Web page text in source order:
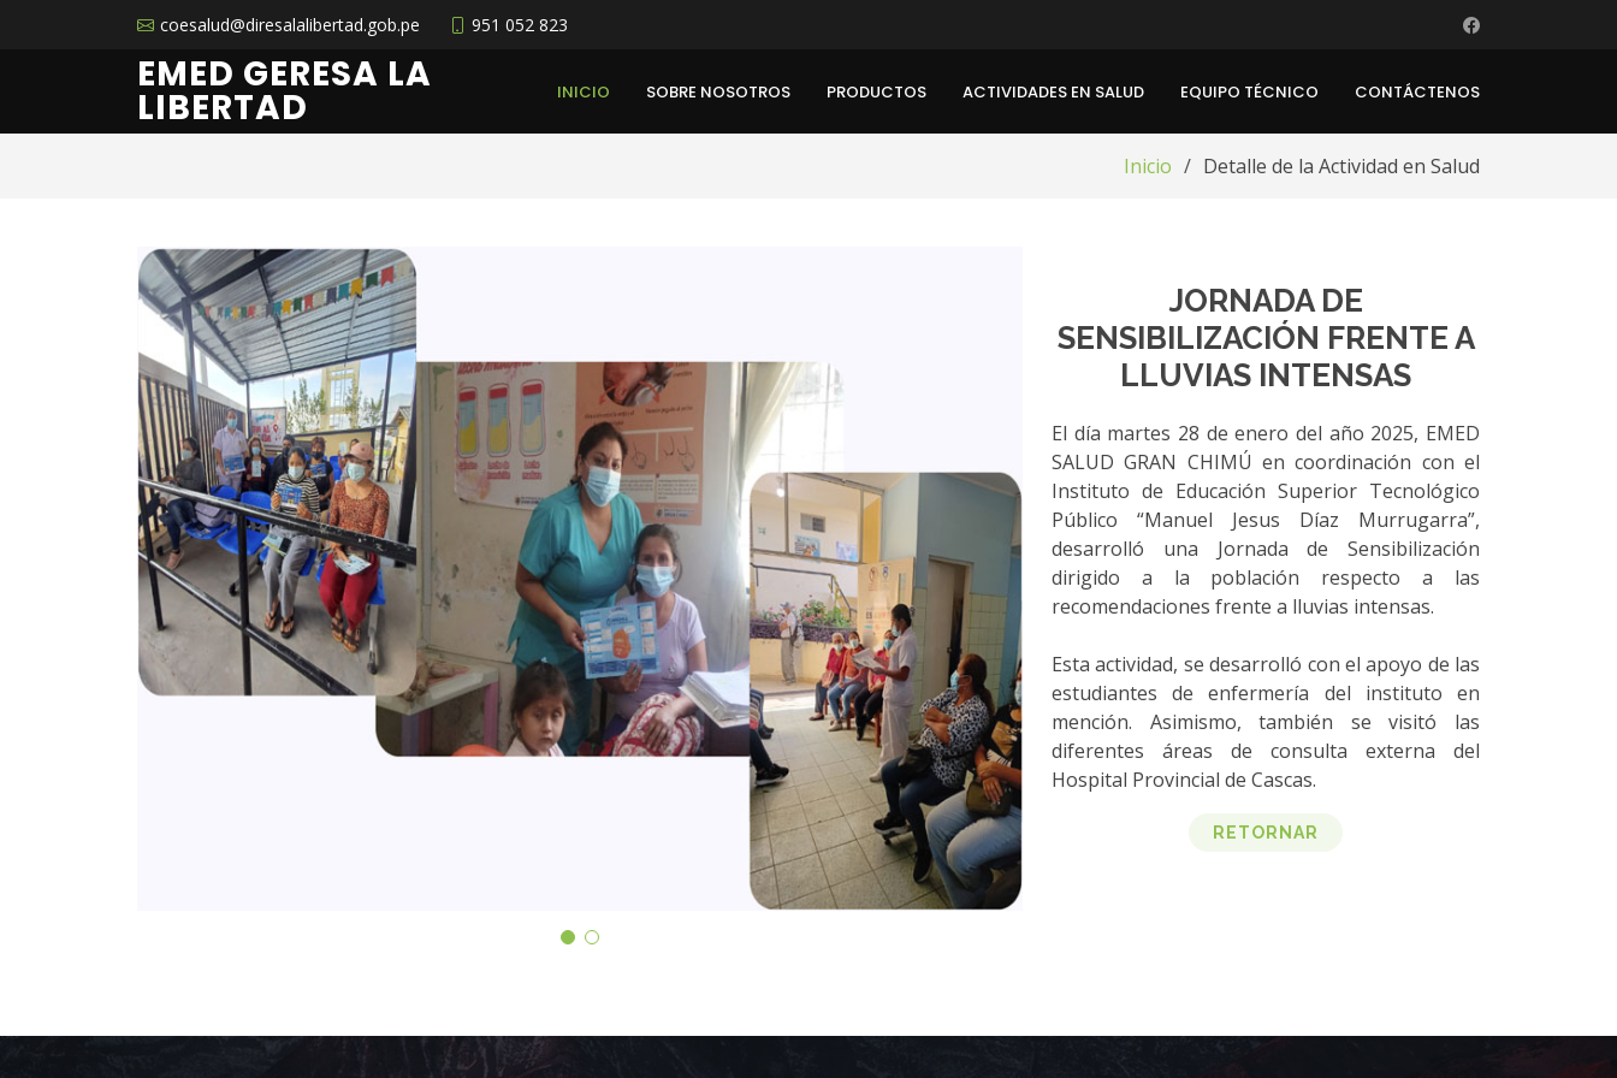
coesalud@diresalalibertad.gob.pe 951 052 823
EMED GERESA LA
LIBERTAD INICIO SOBRE NOSOTROS PRODUCTOS ACTIVIDADES EN SALUD EQUIPO TÉCNICO CONTÁCTENOS
Inicio Detalle de la Actividad en Salud
JORNADA DE
SENSIBILIZACIÓN FRENTE A
LLUVIAS INTENSAS
El día martes 28 de enero del año 2025, EMED
SALUD GRAN CHIMÚ en coordinación con el
Instituto de Educación Superior Tecnológico
Público “Manuel Jesus Díaz Murrugarra”,
desarrolló una Jornada de Sensibilización
dirigido a la población respecto a las
recomendaciones frente a lluvias intensas.
Esta actividad, se desarrolló con el apoyo de las
estudiantes de enfermería del instituto en
mención. Asimismo, también se visitó las
diferentes áreas de consulta externa del
Hospital Provincial de Cascas.
RETORNAR